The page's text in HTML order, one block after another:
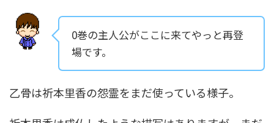
0巻の主人公がここに来てやっと再登
場です。
乙骨は祈本里香の怨霊をまだ使っている様子。